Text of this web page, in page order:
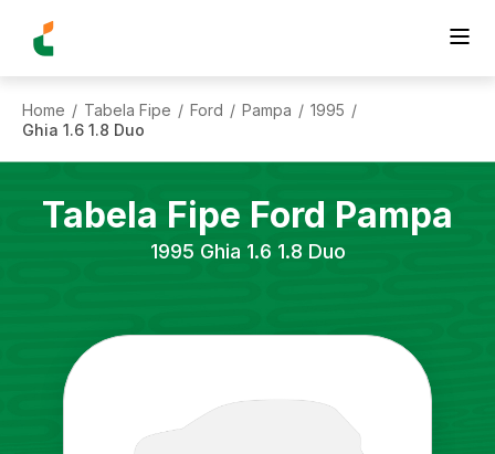
Home / Tabela Fipe / Ford / Pampa / 1995 /
Ghia 1.6 1.8 Duo
Tabela Fipe Ford Pampa
1995 Ghia 1.6 1.8 Duo